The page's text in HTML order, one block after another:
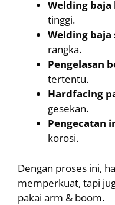
Welding
tinggi.
Welding
rangka.
Pengelasan
tertentu.
Hardfacing
gesekan.
Pengecatan
korosi.
Dengan proses ini,
memperkuat, tapi
pakai arm & boom.